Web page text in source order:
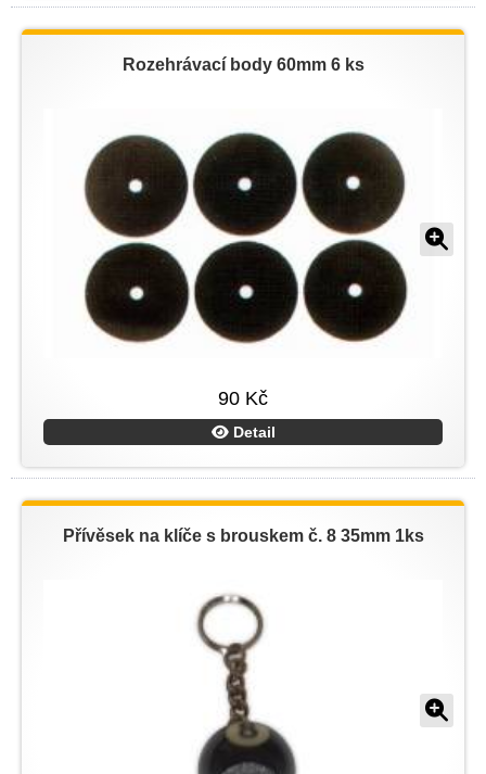
Rozehrávací body 60mm 6 ks
90 Kč
Detail
Přívěsek na klíče s brouskem č. 8 35mm 1ks